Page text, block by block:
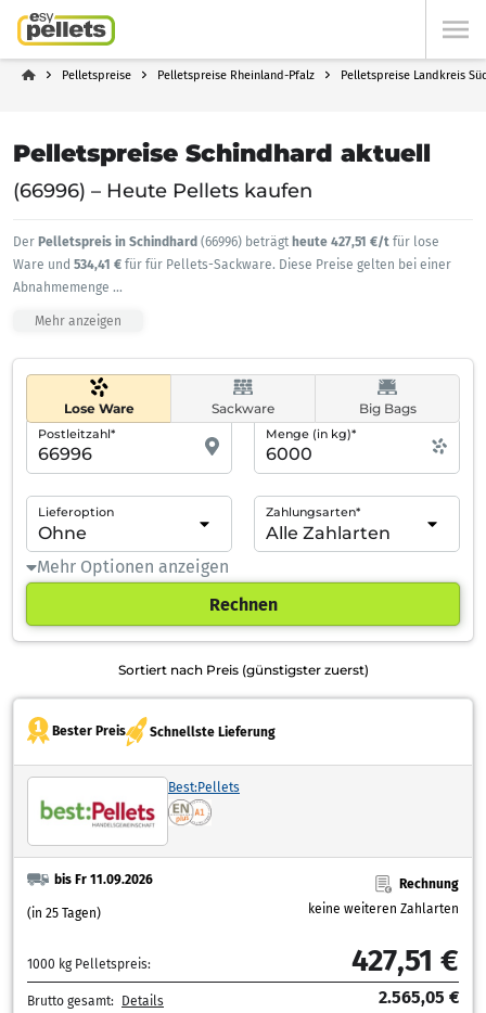
Pelletspreise Pelletspreise Rheinland-Pfalz Pelletspreise Landkreis
Pelletspreise Schindhard aktuell
(66996) – Heute Pellets kaufen
Der Pelletspreis in Schindhard (66996) beträgt heute 427,51 €/t für lose
Ware und 534,41 € für für Pellets-Sackware. Diese Preise gelten bei einer
Abnahmemenge ...
Mehr anzeigen
Lose Ware Sackware Big Bags
Postleitzahl* Menge (in kg)*
Lieferoption Zahlungsarten*
Mehr Optionen anzeigen
Rechnen
Sortiert nach Preis (günstigster zuerst)
Bester Preis Schnellste Lieferung
Best:Pellets
bis Fr 11.09.2026
(in 25 Tagen)
Rechnung
keine weiteren Zahlarten
1000 kg Pelletspreis: 427,51 €
Brutto gesamt: Details 2.565,05 €